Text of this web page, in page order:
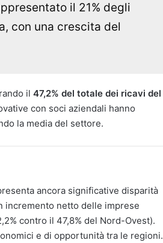
il 21% degli
con una crescita del
il 47,2% del totale dei ricavi del
con soci aziendali hanno
la media del settore​.
ancora significative disparità
incremento netto delle imprese
contro il 47,8% del Nord-Ovest).
e di opportunità tra le regioni​.